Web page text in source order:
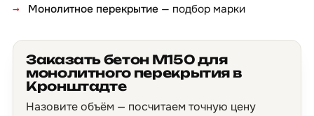
Монолитное перекрытие — подбор марки
Заказать бетон М150 для
монолитного перекрытия в
Кронштадте
Назовите объём — посчитаем точную цену